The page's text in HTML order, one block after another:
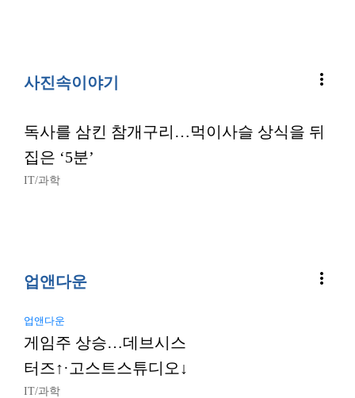
사진속이야기 more_vert
독사를 삼킨 참개구리…먹이사슬 상식을 뒤
집은 ‘5분’
IT/과학
업앤다운 more_vert
업앤다운
게임주 상승…데브시스
터즈↑·고스트스튜디오↓
IT/과학